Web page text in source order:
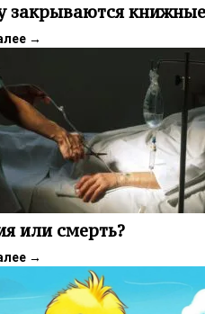
закрываются
→
или смерть?
→